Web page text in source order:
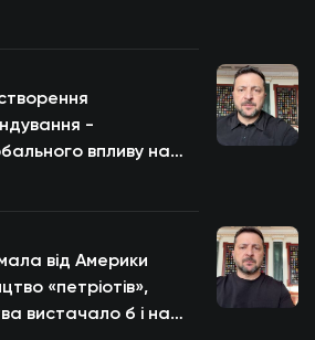
-
впливу на
від Америки
«петріотів»,
вистачало б і на